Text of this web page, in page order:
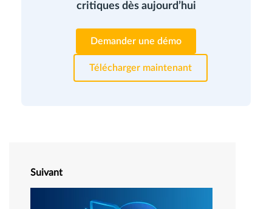
critiques dès aujourd’hui
Demander une démo
Télécharger maintenant
Suivant